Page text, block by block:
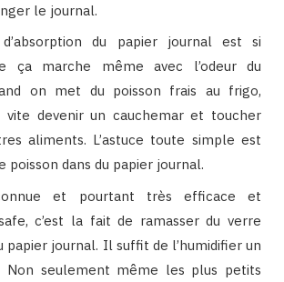
le journal.
du papier journal est si
ça marche même avec l’odeur du
on met du poisson frais au frigo,
vite devenir un cauchemar et toucher
aliments. L’astuce toute simple est
poisson dans du papier journal.
et pourtant très efficace et
c’est la fait de ramasser du verre
papier journal. Il suffit de l’humidifier un
Non seulement même les plus petits